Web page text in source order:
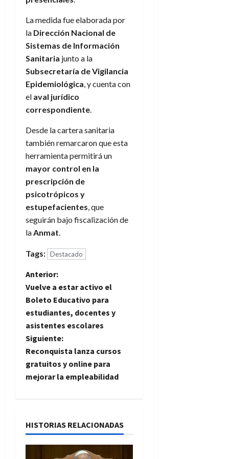
La medida fue elaborada por
la Dirección Nacional de
Sistemas de Información
Sanitaria junto a la
Subsecretaría de Vigilancia
Epidemiológica, y cuenta con
el aval jurídico
correspondiente.
Desde la cartera sanitaria
también remarcaron que esta
herramienta permitirá un
mayor control en la
prescripción de
psicotrópicos y
estupefacientes, que
seguirán bajo fiscalización de
laAnmat.
Tags: Destacado
N
a
v
e
g
a
i
ó
Anterior:
Vuelve a estar activo el
Boleto Educativo para
estudiantes, docentes y
asistentes escolares
Siguiente:
Reconquista lanza cursos
gratuitos y online para
mejorar la empleabilidad
HISTORIAS RELACIONADAS